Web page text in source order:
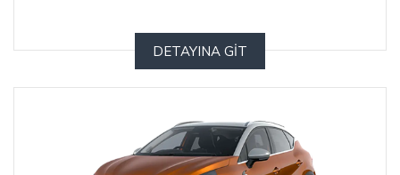
DETAYINA GİT